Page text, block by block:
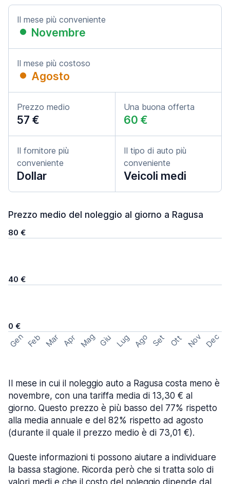
Il mese più conveniente
Novembre
Il mese più costoso
Agosto
Prezzo medio
57 €
Una buona offerta
60 €
Il fornitore più
conveniente
Dollar
Il tipo di auto più
conveniente
Veicoli medi
Prezzo medio del noleggio al giorno a Ragusa
80 €
40 €
0 €
Gen Feb Mar Apr Mag Giu Lug Ago Set Ott Nov Dec
Il mese in cui il noleggio auto a Ragusa costa meno è
novembre, con una tariffa media di 13,30 € al
giorno. Questo prezzo è più basso del 77% rispetto
alla media annuale e del 82% rispetto ad agosto
(durante il quale il prezzo medio è di 73,01 €).
Queste informazioni ti possono aiutare a individuare
la bassa stagione. Ricorda però che si tratta solo di
valori medi e che il costo del noleggio dipende dal